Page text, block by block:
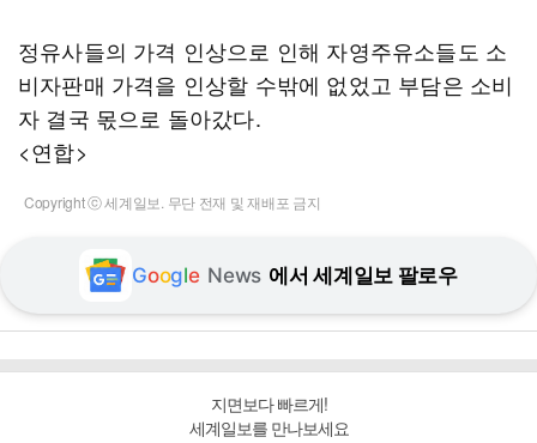
정유사들의 가격 인상으로 인해 자영주유소들도 소
비자판매 가격을 인상할 수밖에 없었고 부담은 소비
자 결국 몫으로 돌아갔다.
<연합>
Copyright ⓒ 세계일보. 무단 전재 및 재배포 금지
Google News 에서 세계일보 팔로우
지면보다 빠르게!
세계일보를 만나보세요